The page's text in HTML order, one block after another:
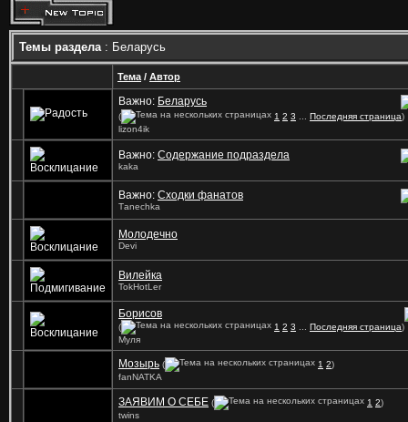
Темы раздела: Беларусь
Тема / Автор
Важно: Беларусь
( 1 2 3 Последняя страница)
lizon4ik
Важно: Содержание подраздела
kaka
Важно: Сходки фанатов
Tаnechka
Молодечно
Devi
Вилейка
TokHotLer
Борисов
( 1 2 3 Последняя страница)
Муля
Мозырь ( 1 2)
fanNATKA
ЗАЯВИМ О СЕБЕ ( 1 2)
twins